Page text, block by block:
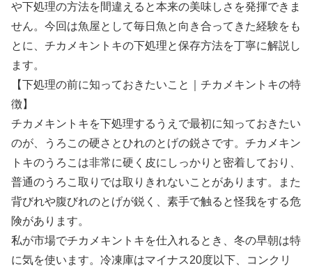
や下処理の方法を間違えると本来の美味しさを発揮できま
せん。今回は魚屋として毎日魚と向き合ってきた経験をも
とに、チカメキントキの下処理と保存方法を丁寧に解説し
ます。
【下処理の前に知っておきたいこと｜チカメキントキの特
徴】
チカメキントキを下処理するうえで最初に知っておきたい
のが、うろこの硬さとひれのとげの鋭さです。チカメキン
トキのうろこは非常に硬く皮にしっかりと密着しており、
普通のうろこ取りでは取りきれないことがあります。また
背びれや腹びれのとげが鋭く、素手で触ると怪我をする危
険があります。
私が市場でチカメキントキを仕入れるとき、冬の早朝は特
に気を使います。冷凍庫はマイナス20度以下、コンクリ